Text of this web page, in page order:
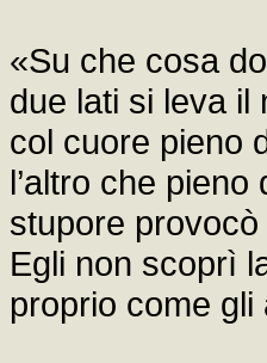
«Su che cosa
due lati si leva il
col cuore pieno
l’altro che
stupore
Egli non scoprì
proprio come gli